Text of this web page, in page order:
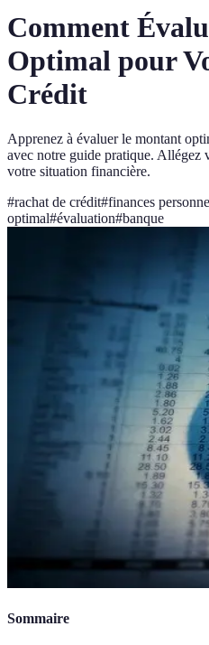
Comment
Optimal pour
Crédit
Apprenez à évaluer le montant
avec notre guide pratique. Allégez
votre situation financière.
#rachat de crédit#finances
optimal#évaluation#banque
Sommaire